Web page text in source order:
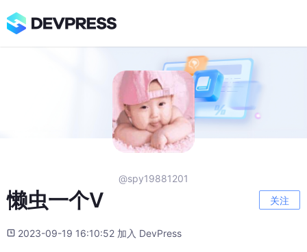
@spy19881201
懒虫一个V 关注
2023-09-19 16:10:52 加入 DevPress